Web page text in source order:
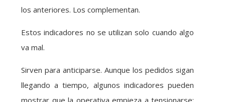
los anteriores. Los complementan.
Estos indicadores no se utilizan solo cuando algo
va mal.
Sirven para anticiparse. Aunque los pedidos sigan
llegando a tiempo, algunos indicadores pueden
mostrar que la operativa empieza a tensionarse: